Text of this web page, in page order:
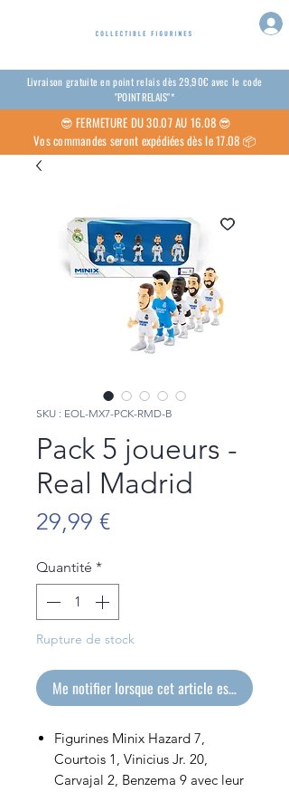
Livraison gratuite en point relais dès 29,90€ avec le code
"POINTRELAIS"*
😎FERMETURE DU 30.07 AU 16.08 😎
Vos commandes seront expédiées dès le 17.08 📦
SKU : EOL-MX7-PCK-RMD-B
Pack 5 joueurs -
Real Madrid
29,99 €Prix
Quantité *
Rupture de stock
Me notifier lorsque cet article est disponible
Figurines Minix Hazard 7,
Courtois 1, Vinicius Jr. 20,
Carvajal 2, Benzema 9 avec leur